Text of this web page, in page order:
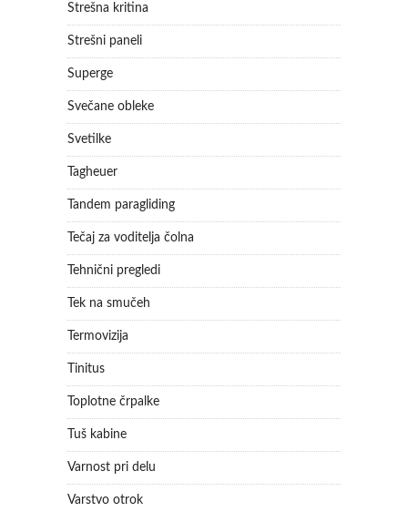
Strešna kritina
Strešni paneli
Superge
Svečane obleke
Svetilke
Tagheuer
Tandem paragliding
Tečaj za voditelja čolna
Tehnični pregledi
Tek na smučeh
Termovizija
Tinitus
Toplotne črpalke
Tuš kabine
Varnost pri delu
Varstvo otrok